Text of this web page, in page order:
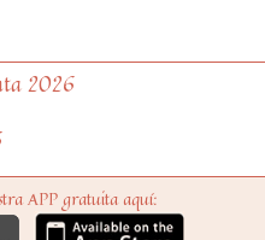
2026
APP gratuita aquí: